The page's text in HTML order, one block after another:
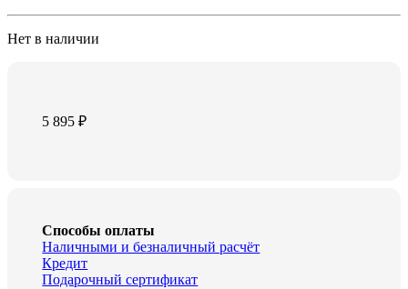
Нет в наличии
5 895₽
Способы оплаты
Наличными и безналичный расчёт
Кредит
Подарочный сертификат